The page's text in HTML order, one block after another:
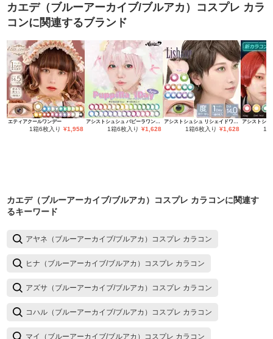
カエデ（ブルーアーカイブ/ブルアカ）コスプレ カラ
コンに関連するブランド
エティアクールワンデー
1箱6枚入り ¥1,958
アシストシュシュ パピーラワンデー
1箱6枚入り ¥1,628
アシストシュシュ リシェイドワンデー
1箱6枚入り ¥1,628 1
カエデ（ブルーアーカイブ/ブルアカ）コスプレ カラコンに関連す
るキーワード
アヤネ（ブルーアーカイブ/ブルアカ）コスプレ カラコン
ヒナ（ブルーアーカイブ/ブルアカ）コスプレ カラコン
アズサ（ブルーアーカイブ/ブルアカ）コスプレ カラコン
コハル（ブルーアーカイブ/ブルアカ）コスプレ カラコン
マイ（ブルーアーカイブ/ブルアカ）コスプレ カラコン